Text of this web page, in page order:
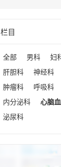
栏目
全部 男科 妇
肝胆科
神经科
肿瘤科
呼吸科
内分泌科
心脑
泌尿科